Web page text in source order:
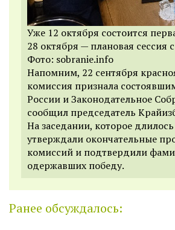
Уже 12 октября состоится
28 октября — плановая сессия
Фото: sobranie.info
Напомним, 22 сентября
комиссия признала
России и Законодательное
сообщил председатель
На заседании, которое
утверждали окончательные
комиссий и подтвердили
одержавших победу.
Ранее обсуждалось: